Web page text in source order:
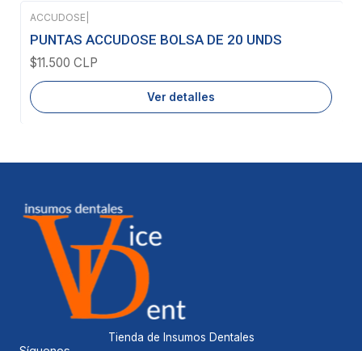
Agotado
ACCUDOSE
PUNTAS ACCUDOSE BOLSA DE 20 UNDS
$11.500 CLP
Ver detalles
Tienda de Insumos Dentales